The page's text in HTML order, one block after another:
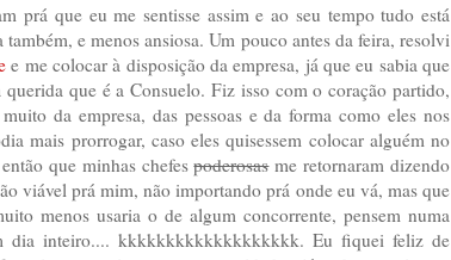
prá que eu me sentisse assim e ao seu tempo tudo está
e menos ansiosa. Um pouco antes da feira, resolvi
e me colocar à disposição da empresa, já que eu sabia que
que é a Consuelo. Fiz isso com o coração partido,
da empresa, das pessoas e da forma como eles nos
mais prorrogar, caso eles quisessem colocar alguém no
que minhas chefespoderosasme retornaram dizendo
viável prá mim, não importando prá onde eu vá, mas que
menos usaria o de algum concorrente, pensem numa
dia inteiro.... kkkkkkkkkkkkkkkkkkk. Eu fiquei feliz de